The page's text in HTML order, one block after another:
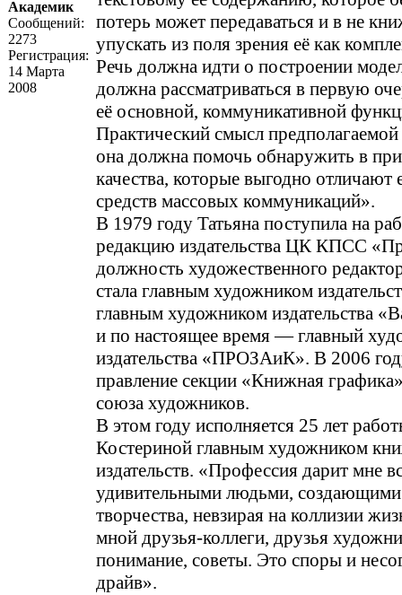
Академик
Сообщений:
2273
Регистрация:
14 Марта
2008
потерь может передаваться и в не
упускать из поля зрения её как
Речь должна идти о построении
должна рассматриваться в первую
её основной, коммуникативной
Практический смысл
она должна помочь обнаружить в
качества, которые выгодно отличают
средств массовых коммуникаций».
В 1979 году Татьяна поступила на
редакцию издательства ЦК КПСС
должность художественного
стала главным художником
главным художником издательства
и по настоящее время — главный
издательства «ПРОЗАиК». В 2006
правление секции «Книжная
союза художников.
В этом году исполняется 25 лет
Костериной главным художником
издательств. «Профессия дарит мне
удивительными людьми,
творчества, невзирая на коллизии
мной друзья-коллеги, друзья
понимание, советы. Это споры и
драйв».